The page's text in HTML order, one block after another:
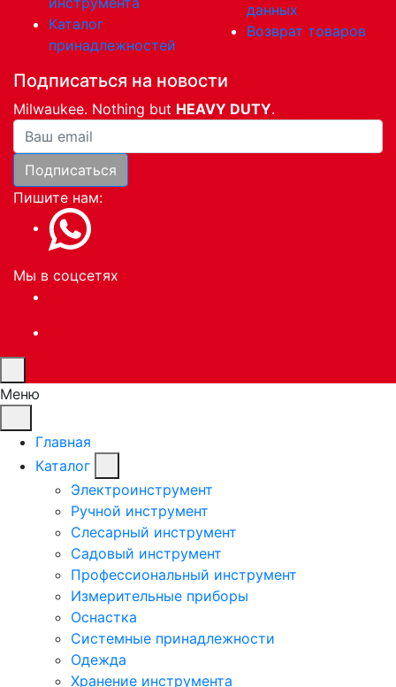
Каталог
принадлежностей
данных
Возврат товаров
Подписаться на новости
Milwaukee. Nothing but HEAVY DUTY.
Ваша почта
Подписаться
Пишите нам:
Мы в соцсетях
Меню
Главная
Каталог
Электроинструмент
Ручной инструмент
Слесарный инструмент
Садовый инструмент
Профессиональный инструмент
Измерительные приборы
Оснастка
Системные принадлежности
Одежда
Хранение инструмента